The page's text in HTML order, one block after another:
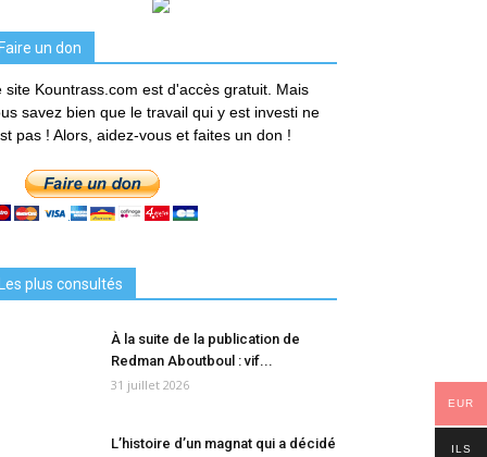
un don
site Kountrass.com est d'accès gratuit. Mais
savez bien que le travail qui y est investi ne
pas ! Alors, aidez-vous et faites un don !
plus consultés
À la suite de la publication de
Redman Aboutboul : vif...
31 juillet 2026
L’histoire d’un magnat qui a décidé
EUR
ILS